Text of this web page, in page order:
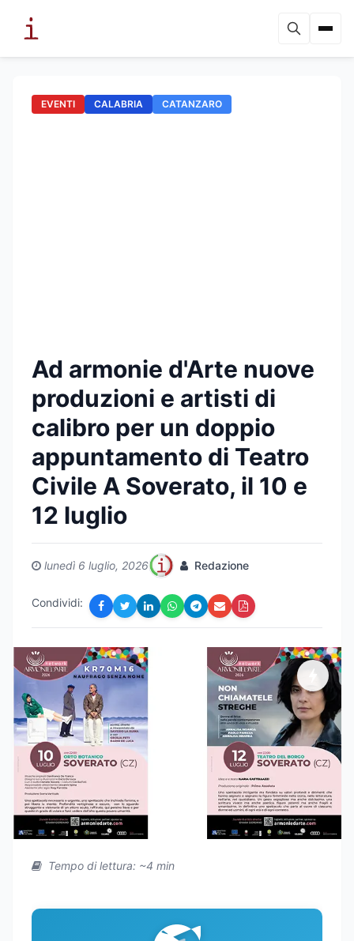
EVENTI CALABRIA CATANZARO
Ad armonie d'Arte nuove
produzioni e artisti di
calibro per un doppio
appuntamento di Teatro
Civile A Soverato, il 10 e
12 luglio
lunedì 6 luglio, 2026 Redazione
Condividi:
Tempo di lettura: ~4 min